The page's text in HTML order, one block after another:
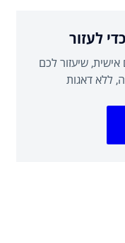
לעזור
שיעזור לכם
ללא דאגות